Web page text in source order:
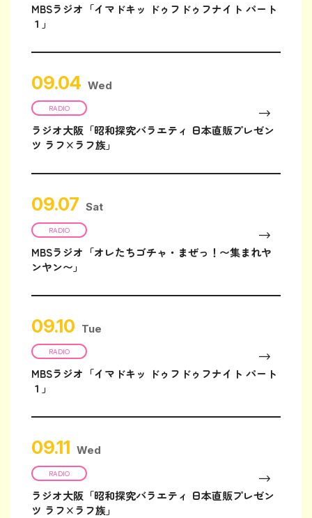
MBSラジオ「イマドキッ ドゥフドゥフナイト パート
１」
09.04 Wed
RADIO
ラジオ大阪「昭和探究バラエティ 日本直販プレゼン
ツ ラフ×ラフ族」
09.07 Sat
RADIO
MBSラジオ「オレたちゴチャ・まぜっ！〜集まれヤ
ンヤン〜」
09.10 Tue
RADIO
MBSラジオ「イマドキッ ドゥフドゥフナイト パート
１」
09.11 Wed
RADIO
ラジオ大阪「昭和探究バラエティ 日本直販プレゼン
ツ ラフ×ラフ族」